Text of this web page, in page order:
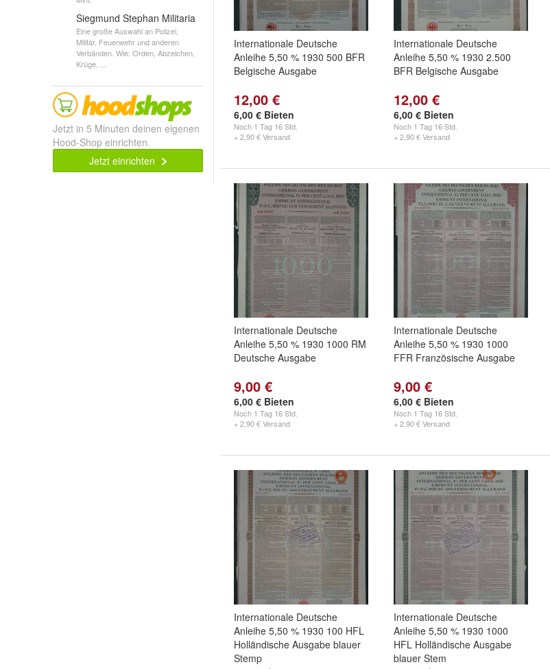
Siegmund Stephan Militaria
Eine große Auswahl an Polizei,
Militär, Feuerwehr und anderen
Verbänden. Wie: Orden, Abzeichen,
Krüge, ...
Jetzt in 5 Minuten deinen eigenen
Hood-Shop einrichten.
Jetzt einrichten
Internationale Deutsche
Anleihe 5,50 % 1930 500 BFR
Belgische Ausgabe
12,00 €
6,00 € Bieten
Noch 1 Tag 16 Std.
+ 2,90 € Versand
Internationale Deutsche
Anleihe 5,50 % 1930 2.500
BFR Belgische Ausgabe
12,00 €
6,00 € Bieten
Noch 1 Tag 16 Std.
+ 2,90 € Versand
Internationale Deutsche
Anleihe 5,50 % 1930 1000 RM
Deutsche Ausgabe
9,00 €
6,00 € Bieten
Noch 1 Tag 16 Std.
+ 2,90 € Versand
Internationale Deutsche
Anleihe 5,50 % 1930 1000
FFR Französische Ausgabe
9,00 €
6,00 € Bieten
Noch 1 Tag 16 Std.
+ 2,90 € Versand
Internationale Deutsche
Anleihe 5,50 % 1930 100 HFL
Holländische Ausgabe blauer
Stemp
Internationale Deutsche
Anleihe 5,50 % 1930 1000
HFL Holländische Ausgabe
blauer Stem